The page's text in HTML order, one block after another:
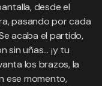
desde el
pasando por cada
acaba el partido,
sin uñas… ¡y tu
los brazos, la
ese momento,